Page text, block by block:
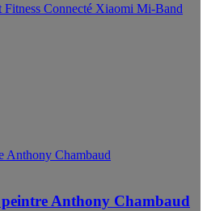
Fitness Connecté Xiaomi Mi-Band
Anthony Chambaud
peintre Anthony Chambaud